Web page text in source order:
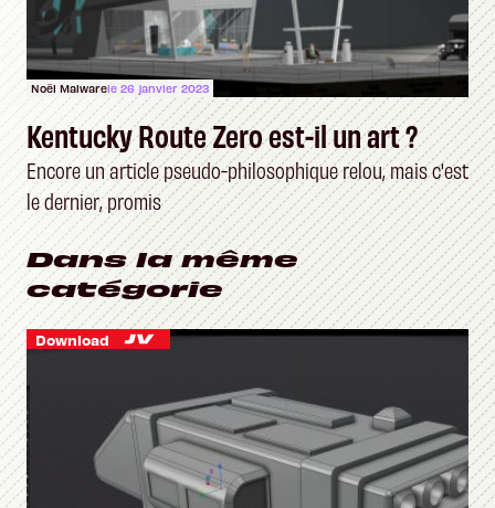
Noël Malwarele 26 janvier 2023
Kentucky Route Zero est-il un art ?
Encore un article pseudo-philosophique relou, mais c'est
le dernier, promis
Dans la même
catégorie
Download